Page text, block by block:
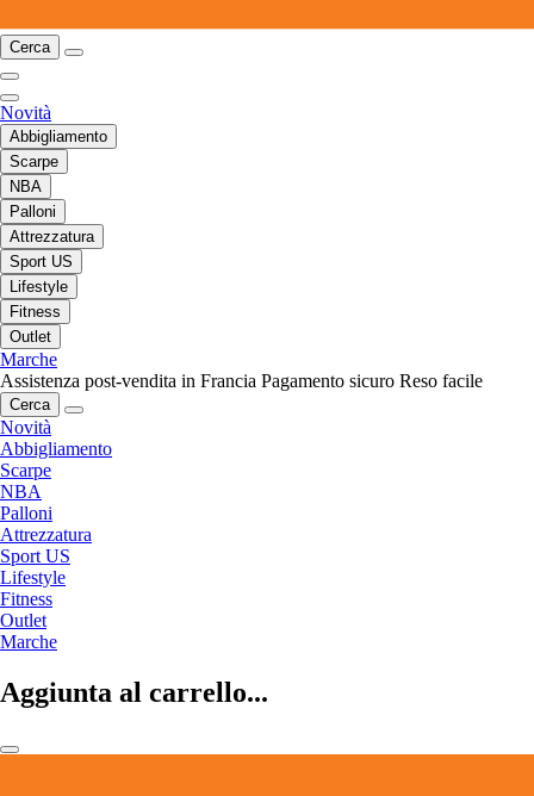
Cerca
Novità
Abbigliamento
Scarpe
NBA
Palloni
Attrezzatura
Sport US
Lifestyle
Fitness
Outlet
Marche
Assistenza post-vendita in Francia Pagamento sicuro Reso facile
Cerca
Novità
Abbigliamento
Scarpe
NBA
Palloni
Attrezzatura
Sport US
Lifestyle
Fitness
Outlet
Marche
Aggiunta al carrello...